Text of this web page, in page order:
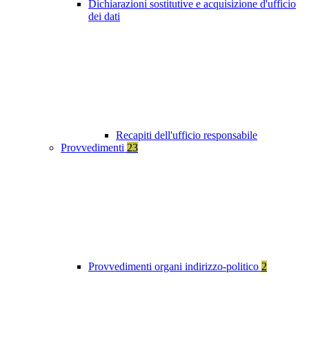
Dichiarazioni sostitutive e acquisizione d'ufficio
dei dati
Recapiti dell'ufficio responsabile
Provvedimenti 23
Provvedimenti organi indirizzo-politico 2